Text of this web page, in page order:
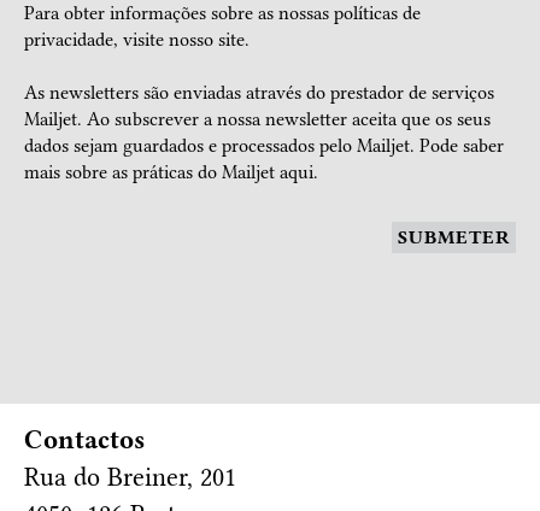
Para obter informações sobre as nossas políticas de
privacidade, visite nosso site.
As newsletters são enviadas através do prestador de serviços
Mailjet. Ao subscrever a nossa newsletter aceita que os seus
dados sejam guardados e processados pelo Mailjet. Pode saber
mais sobre as práticas do Mailjet aqui.
SUBMETER
Contactos
Rua do Breiner, 201